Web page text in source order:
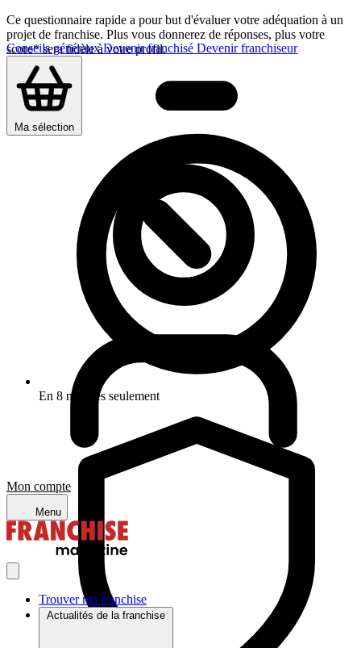
Conseils générauxDevenir franchisé Devenir franchiseur
Ma sélection
Mon compte
Menu
Trouver ma franchise
Actualités de la franchise
Ce questionnaire rapide a pour but d'évaluer votre adéquation à un
projet de franchise. Plus vous donnerez de réponses, plus votre
score* sera fidèle à votre profil.
En 8 minutes seulement